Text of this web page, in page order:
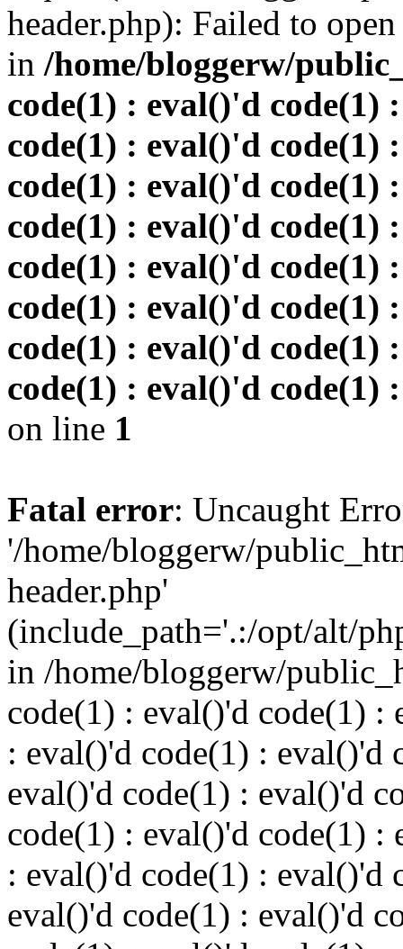
header.php): Failed to
in /home/bloggerw/
code(1) : eval()'d code(1)
code(1) : eval()'d code(1)
code(1) : eval()'d code(1)
code(1) : eval()'d code(1)
code(1) : eval()'d code(1)
code(1) : eval()'d code(1)
code(1) : eval()'d code(1)
code(1) : eval()'d code(1)
on line 1
Fatal error: Uncaught
'/home/bloggerw/
header.php'
(include_path='.:/opt/alt/
in /home/bloggerw/
code(1) : eval()'d code(1) :
: eval()'d code(1) : eval()'d
eval()'d code(1) : eval()'d
code(1) : eval()'d code(1) :
: eval()'d code(1) : eval()'d
eval()'d code(1) : eval()'d